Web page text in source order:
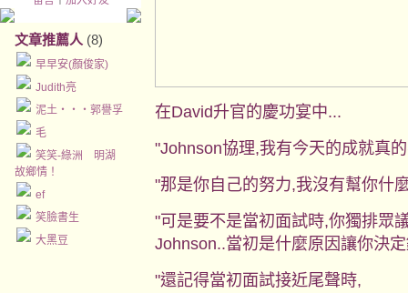
文章推薦人 (8)
早早安(顏俊家)
Judith亮
泥土‧‧‧郭譽孚
毛
笑笑-綠洲 明湖
故鄉情！
ef
笑臉書生
大黑豆
在David升官的慶功宴中...
"Johnson協理,我有今天的成就真
"那是你自己的努力,我沒有幫你什
"可是要不是當初面試時,你獨排眾
Johnson..當初是什麼原因讓你決
"還記得當初面試接近尾聲時,